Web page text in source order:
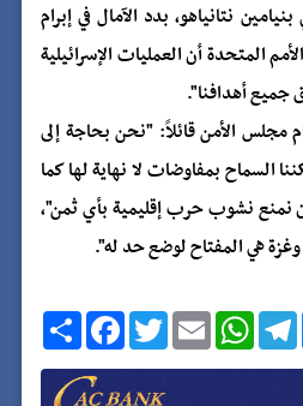
نتانياهو، بدد الآمال في إبرام
المتحدة أن العمليات الإسرائيلية
جميع أهدافنا".
مجلس الأمن قائلاً: "نحن بحاجة إلى
السماح بمفاوضات لا نهاية لها كما
نمنع نشوب حرب إقليمية بأي ثمن"،
هي المفتاح لوضع حد له".
ا
ن
ش
ر
F
a
c
e
b
T
w
i
t
t
E
m
a
i
W
h
a
t
T
e
l
e